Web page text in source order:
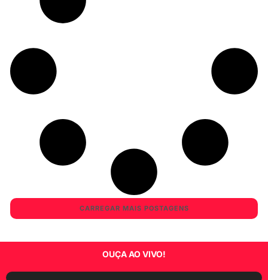
CARREGAR MAIS POSTAGENS
OUÇA AO VIVO!